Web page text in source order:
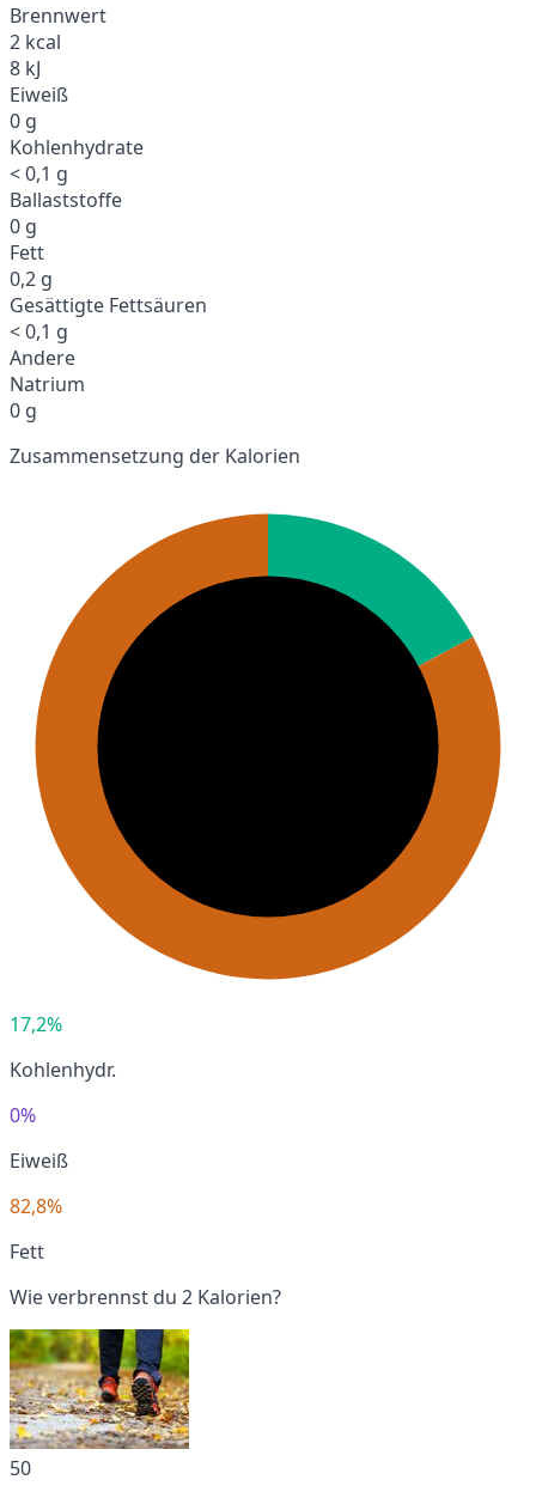
Brennwert
2 kcal
8 kJ
Eiweiß
0 g
Kohlenhydrate
< 0,1 g
Ballaststoffe
0 g
Fett
0,2 g
Gesättigte Fettsäuren
< 0,1 g
Andere
Natrium
0 g
Zusammensetzung der Kalorien
17,2%
Kohlenhydr.
0%
Eiweiß
82,8%
Fett
Wie verbrennst du 2 Kalorien?
50